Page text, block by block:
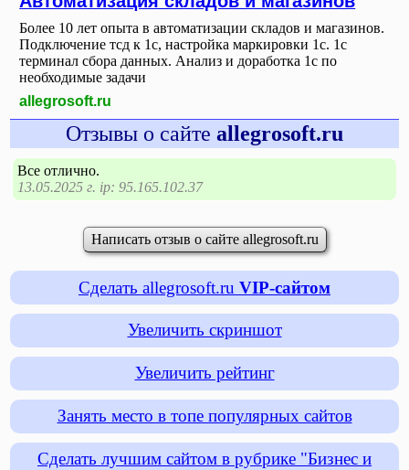
Более 10 лет опыта в автоматизации складов и магазинов.
Подключение тсд к 1с, настройка маркировки 1с. 1с
терминал сбора данных. Анализ и доработка 1с по
необходимые задачи
allegrosoft.ru
Отзывы о сайте allegrosoft.ru
Все отлично.
13.05.2025 г. ip: 95.165.102.37
Написать отзыв о сайте allegrosoft.ru
Сделать allegrosoft.ru VIP-сайтом
Увеличить скриншот
Увеличить рейтинг
Занять место в топе популярных сайтов
Сделать лучшим сайтом в рубрике "Бизнес и